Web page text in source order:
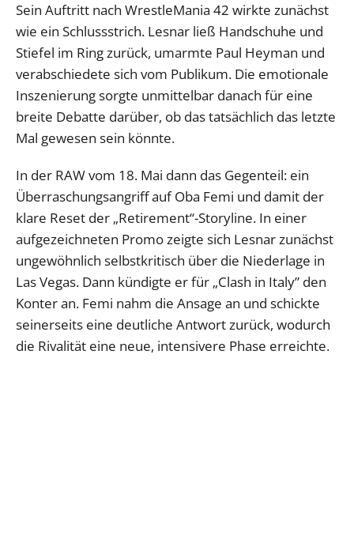
Sein Auftritt nach WrestleMania 42 wirkte zunächst
wie ein Schlussstrich. Lesnar ließ Handschuhe und
Stiefel im Ring zurück, umarmte Paul Heyman und
verabschiedete sich vom Publikum. Die emotionale
Inszenierung sorgte unmittelbar danach für eine
breite Debatte darüber, ob das tatsächlich das letzte
Mal gewesen sein könnte.
In der RAW vom 18. Mai dann das Gegenteil: ein
Überraschungsangriff auf Oba Femi und damit der
klare Reset der „Retirement“-Storyline. In einer
aufgezeichneten Promo zeigte sich Lesnar zunächst
ungewöhnlich selbstkritisch über die Niederlage in
Las Vegas. Dann kündigte er für „Clash in Italy” den
Konter an. Femi nahm die Ansage an und schickte
seinerseits eine deutliche Antwort zurück, wodurch
die Rivalität eine neue, intensivere Phase erreichte.